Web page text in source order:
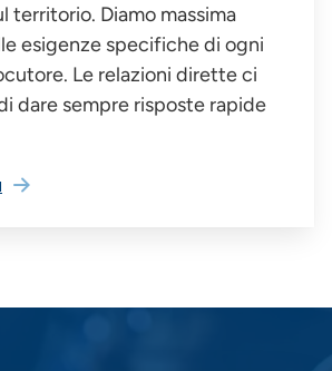
territorio. Diamo massima
esigenze specifiche di ogni
Le relazioni dirette ci
dare sempre risposte rapide